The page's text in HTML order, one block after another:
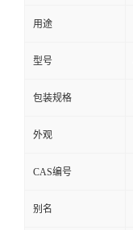
用途
型号
包装规格
外观
CAS编号
别名